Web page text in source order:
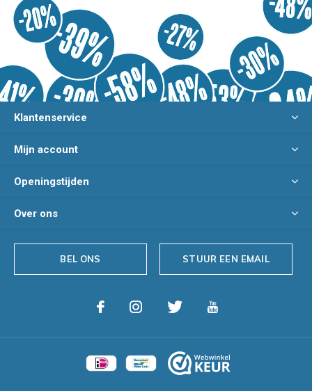
Klantenservice
Mijn account
Openingstijden
Over ons
BEL ONS STUUR EEN EMAIL